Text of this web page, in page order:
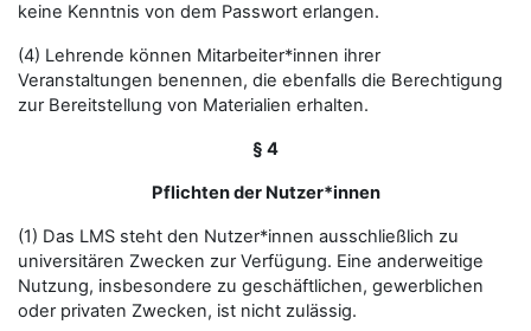
keine Kenntnis von dem Passwort erlangen.
(4) Lehrende können Mitarbeiter*innen ihrer
Veranstaltungen benennen, die ebenfalls die Berechtigung
zur Bereitstellung von Materialien erhalten.
§ 4
Pflichten der Nutzer*innen
(1) Das LMS steht den Nutzer*innen ausschließlich zu
universitären Zwecken zur Verfügung. Eine anderweitige
Nutzung, insbesondere zu geschäftlichen, gewerblichen
oder privaten Zwecken, ist nicht zulässig.